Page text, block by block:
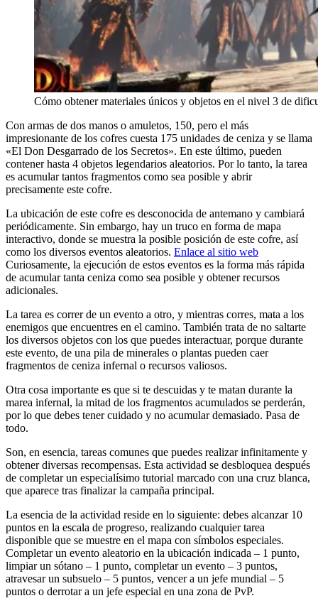
Cómo obtener materiales únicos y objetos en el nivel 3 de
Con armas de dos manos o amuletos, 150, pero el más
impresionante de los cofres cuesta 175 unidades de ceniza y se llama
«El Don Desgarrado de los Secretos». En este último, pueden
contener hasta 4 objetos legendarios aleatorios. Por lo tanto, la tarea
es acumular tantos fragmentos como sea posible y abrir
precisamente este cofre.
La ubicación de este cofre es desconocida de antemano y cambiará
periódicamente. Sin embargo, hay un truco en forma de mapa
interactivo, donde se muestra la posible posición de este cofre, así
como los diversos eventos aleatorios. Enlace al sitio web
Curiosamente, la ejecución de estos eventos es la forma más rápida
de acumular tanta ceniza como sea posible y obtener recursos
adicionales.
La tarea es correr de un evento a otro, y mientras corres, mata a los
enemigos que encuentres en el camino. También trata de no saltarte
los diversos objetos con los que puedes interactuar, porque durante
este evento, de una pila de minerales o plantas pueden caer
fragmentos de ceniza infernal o recursos valiosos.
Otra cosa importante es que si te descuidas y te matan durante la
marea infernal, la mitad de los fragmentos acumulados se perderán,
por lo que debes tener cuidado y no acumular demasiado. Pasa de
todo.
Son, en esencia, tareas comunes que puedes realizar infinitamente y
obtener diversas recompensas. Esta actividad se desbloquea después
de completar un especialísimo tutorial marcado con una cruz blanca,
que aparece tras finalizar la campaña principal.
La esencia de la actividad reside en lo siguiente: debes alcanzar 10
puntos en la escala de progreso, realizando cualquier tarea
disponible que se muestre en el mapa con símbolos especiales.
Completar un evento aleatorio en la ubicación indicada – 1 punto,
limpiar un sótano – 1 punto, completar un evento – 3 puntos,
atravesar un subsuelo – 5 puntos, vencer a un jefe mundial – 5
puntos o derrotar a un jefe especial en una zona de PvP.